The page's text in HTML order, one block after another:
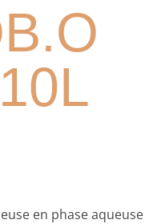
en phase aqueuse